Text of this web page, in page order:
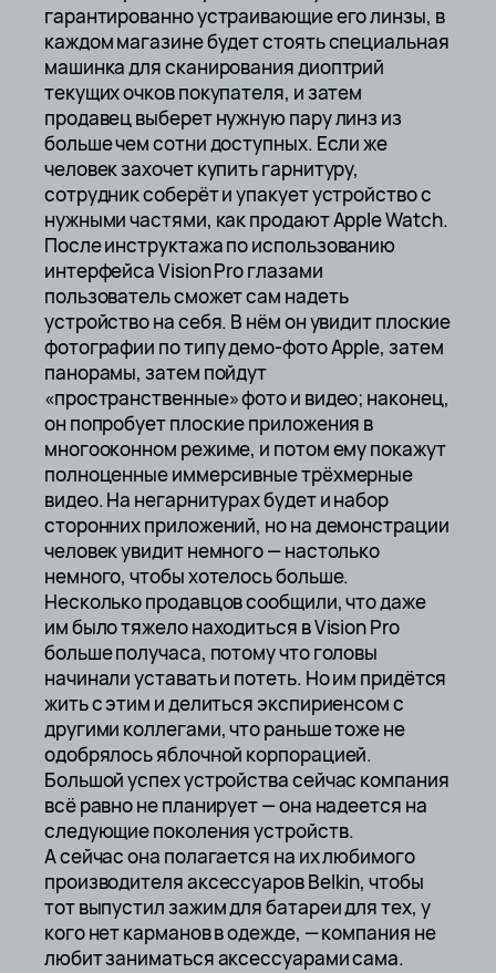
гарантированно устраивающие его линзы, в
каждом магазине будет стоять специальная
машинка для сканирования диоптрий
текущих очков покупателя, и затем
продавец выберет нужную пару линз из
больше чем сотни доступных. Если же
человек захочет купить гарнитуру,
сотрудник соберёт и упакует устройство с
нужными частями, как продают Apple Watch.
После инструктажа по использованию
интерфейса Vision Pro глазами
пользователь сможет сам надеть
устройство на себя. В нём он увидит плоские
фотографии по типу демо-фото Apple, затем
панорамы, затем пойдут
«пространственные» фото и видео; наконец,
он попробует плоские приложения в
многооконном режиме, и потом ему покажут
полноценные иммерсивные трёхмерные
видео. На негарнитурах будет и набор
сторонних приложений, но на демонстрации
человек увидит немного — настолько
немного, чтобы хотелось больше.
Несколько продавцов сообщили, что даже
им было тяжело находиться в Vision Pro
больше получаса, потому что головы
начинали уставать и потеть. Но им придётся
жить с этим и делиться экспириенсом с
другими коллегами, что раньше тоже не
одобрялось яблочной корпорацией.
Большой успех устройства сейчас компания
всё равно не планирует — она надеется на
следующие поколения устройств.
А сейчас она полагается на их любимого
производителя аксессуаров Belkin, чтобы
тот выпустил зажим для батареи для тех, у
кого нет карманов в одежде, — компания не
любит заниматься аксессуарами сама.